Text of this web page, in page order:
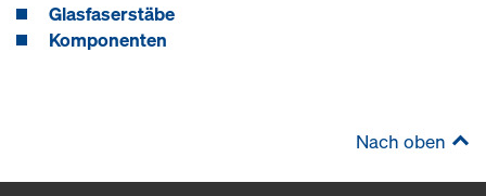
Glasfaserstäbe
Komponenten
Nach oben